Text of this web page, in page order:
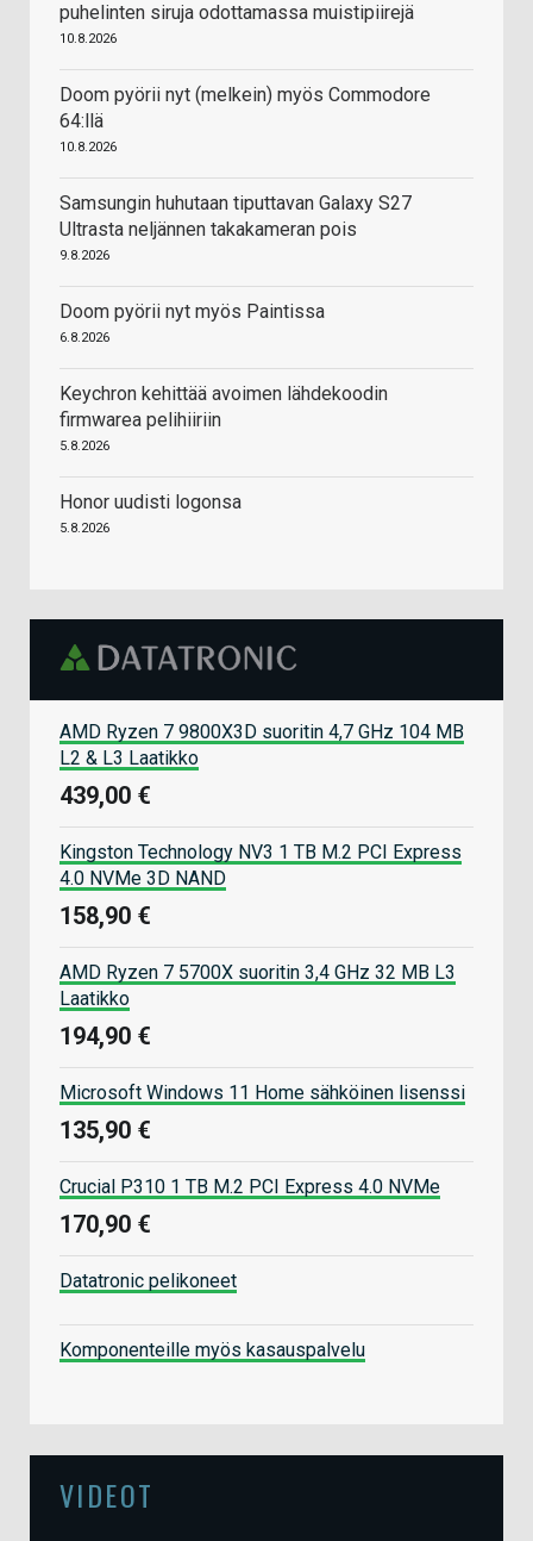
puhelinten siruja odottamassa muistipiirejä
10.8.2026
Doom pyörii nyt (melkein) myös Commodore
64:llä
10.8.2026
Samsungin huhutaan tiputtavan Galaxy S27
Ultrasta neljännen takakameran pois
9.8.2026
Doom pyörii nyt myös Paintissa
6.8.2026
Keychron kehittää avoimen lähdekoodin
firmwarea pelihiiriin
5.8.2026
Honor uudisti logonsa
5.8.2026
AMD Ryzen 7 9800X3D suoritin 4,7 GHz 104 MB
L2 & L3 Laatikko
439,00 €
Kingston Technology NV3 1 TB M.2 PCI Express
4.0 NVMe 3D NAND
158,90 €
AMD Ryzen 7 5700X suoritin 3,4 GHz 32 MB L3
Laatikko
194,90 €
Microsoft Windows 11 Home sähköinen lisenssi
135,90 €
Crucial P310 1 TB M.2 PCI Express 4.0 NVMe
170,90 €
Datatronic pelikoneet
Komponenteille myös kasauspalvelu
VIDEOT